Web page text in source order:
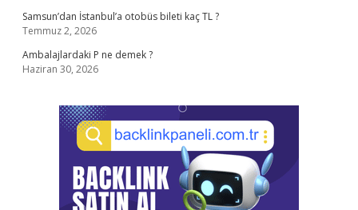
Samsun’dan İstanbul’a otobüs bileti kaç TL ?
Temmuz 2, 2026
Ambalajlardaki P ne demek ?
Haziran 30, 2026